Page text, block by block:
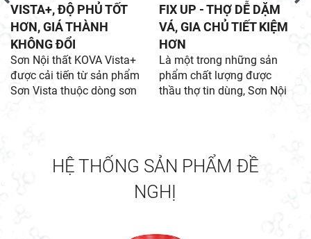
VISTA+, ĐỘ PHỦ TỐT
HƠN, GIÁ THÀNH
KHÔNG ĐỔI
Sơn Nội thất KOVA Vista+
được cải tiến từ sản phẩm
Sơn Vista thuộc dòng sơn
FIX UP - THỢ DỄ DẶM
VÁ, GIA CHỦ TIẾT KIỆM
HƠN
Là một trong những sản
phẩm chất lượng được
thầu thợ tin dùng, Sơn Nội
lại hiệu quả kinh tế cho gia
chủ.
HỆ THỐNG SẢN PHẨM ĐỀ
NGHỊ